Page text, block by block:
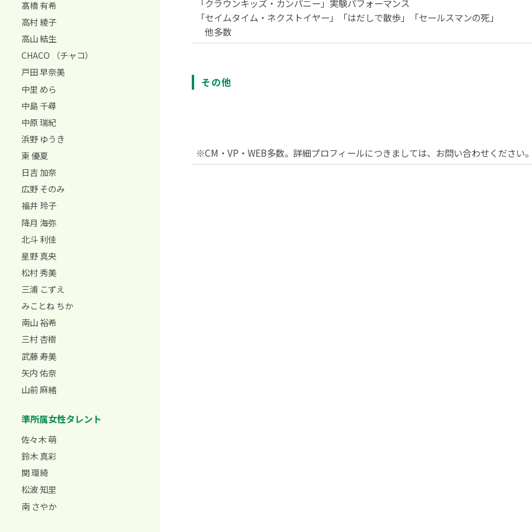
「クラウンキッズ・カンパニー」実験パフォーマンス
「セイムタイム・ネクストイヤー」「はだしで散歩」「セールスマンの死」
他多数
その他
※CM・VP・WEB多数。詳細プロフィールにつきましては、お問い合わせください
髙橋 有希
高村 綾子
高山 結生
CHACO （チャコ）
戸田 早奈美
中里 めら
中島 千尋
中原 瑞紀
浜野 ゆうき
東 優夏
日吉 加奈
広野 そのみ
福井 玲子
降月 海弥
北斗 利佳
星野 真央
松村 秀美
三浦 こずえ
みことね ちか
南山 裕希
三村 杏樹
武藤 寿美
矢内 佑奈
山前 麻緒
準所属女性タレント
佐々木 萌
鈴木 真彩
関 環綺
松波 知里
南 さやか